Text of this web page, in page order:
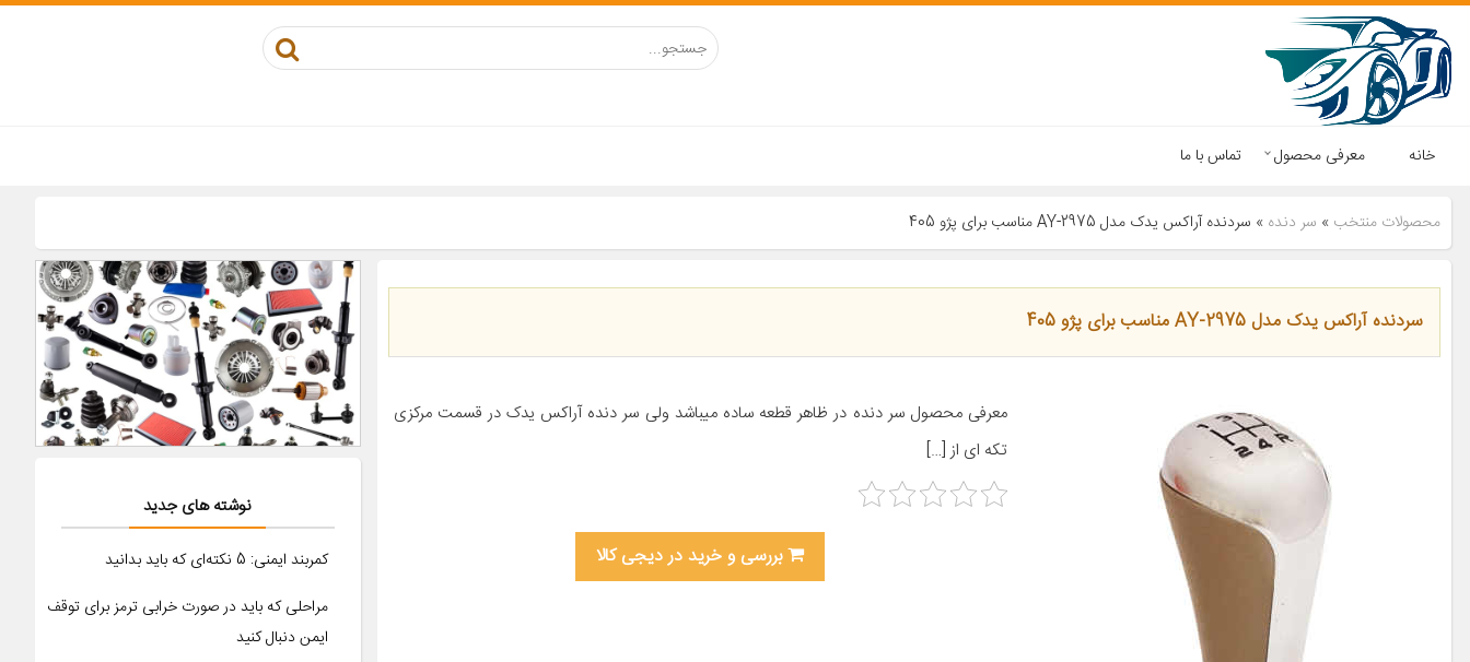
خانه معرفی محصول تماس با ما
محصولات منتخب » سر دنده » سردنده آراکس یدک مدل AY-2975 مناسب برای پژو 405
سردنده آراکس یدک مدل AY-2975 مناسب برای پژو 405
معرفی محصول سر دنده در ظاهر قطعه ساده میباشد ولی سر دنده آراکس یدک در قسمت مرکزی
تکه ای از […]
بررسی و خرید در دیجی کالا
نوشته های جدید
کمربند ایمنی: 5 نکته‌ای که باید بدانید
مراحلی که باید در صورت خرابی ترمز برای توقف
ایمن دنبال کنید